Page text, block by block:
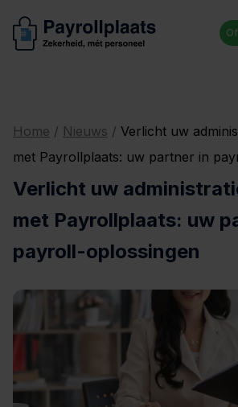
Home / Nieuws / Verlicht uw
met Payrollplaats: uw partner in
Verlicht uw
met Payrollplaats: uw
payroll-oplossingen